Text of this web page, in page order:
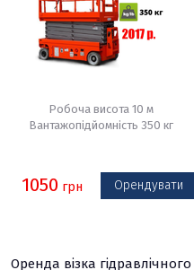
Робоча висота 10 м
Вантажопідйомність 350 кг
1050 грн Орендувати
Оренда візка гідравлічного